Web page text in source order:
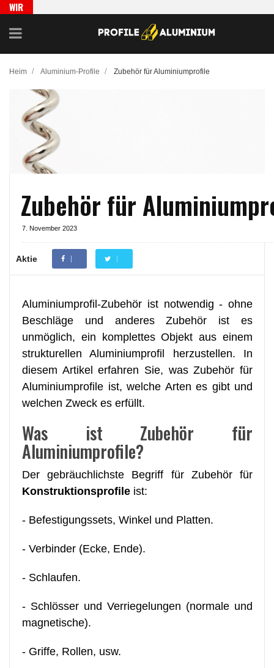
WIR
LEN
Heim / Aluminium-Profile / Zubehör für Aluminiumprofile
Zubehör für
7. November 2023
Aktie
Aluminiumprofil-Zubehör ist notwendig - ohne
Beschläge und anderes Zubehör ist es
unmöglich, ein komplettes Objekt aus einem
strukturellen Aluminiumprofil herzustellen. In
diesem Artikel erfahren Sie, was Zubehör für
Aluminiumprofile ist, welche Arten es gibt und
welchen Zweck es erfüllt.
Was ist Zubehör für
Aluminiumprofile?
Der gebräuchlichste Begriff für Zubehör für
Konstruktionsprofile ist:
- Befestigungssets, Winkel und Platten.
- Verbinder (Ecke, Ende).
- Schlaufen.
- Schlösser und Verriegelungen (normale und
magnetische).
- Griffe, Rollen, usw.